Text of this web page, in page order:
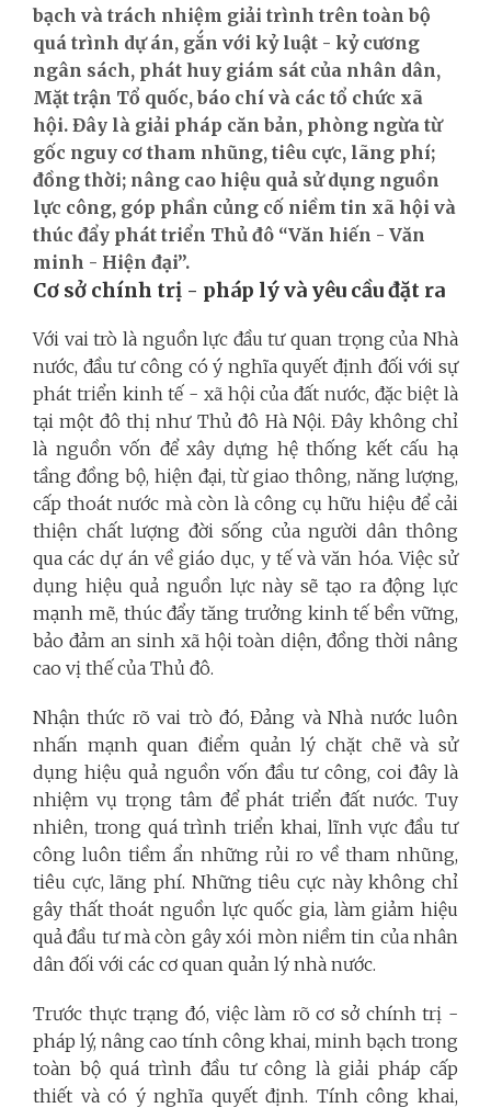
bạch và trách nhiệm giải trình trên toàn bộ
quá trình dự án, gắn với kỷ luật - kỷ cương
ngân sách, phát huy giám sát của nhân dân,
Mặt trận Tổ quốc, báo chí và các tổ chức xã
hội. Đây là giải pháp căn bản, phòng ngừa từ
gốc nguy cơ tham nhũng, tiêu cực, lãng phí;
đồng thời; nâng cao hiệu quả sử dụng nguồn
lực công, góp phần củng cố niềm tin xã hội và
thúc đẩy phát triển Thủ đô “Văn hiến - Văn
minh - Hiện đại”.
Cơ sở chính trị - pháp lý và yêu cầu đặt ra
Với vai trò là nguồn lực đầu tư quan trọng của Nhà
nước, đầu tư công có ý nghĩa quyết định đối với sự
phát triển kinh tế - xã hội của đất nước, đặc biệt là
tại một đô thị như Thủ đô Hà Nội. Đây không chỉ
là nguồn vốn để xây dựng hệ thống kết cấu hạ
tầng đồng bộ, hiện đại, từ giao thông, năng lượng,
cấp thoát nước mà còn là công cụ hữu hiệu để cải
thiện chất lượng đời sống của người dân thông
qua các dự án về giáo dục, y tế và văn hóa. Việc sử
dụng hiệu quả nguồn lực này sẽ tạo ra động lực
mạnh mẽ, thúc đẩy tăng trưởng kinh tế bền vững,
bảo đảm an sinh xã hội toàn diện, đồng thời nâng
cao vị thế của Thủ đô.
Nhận thức rõ vai trò đó, Đảng và Nhà nước luôn
nhấn mạnh quan điểm quản lý chặt chẽ và sử
dụng hiệu quả nguồn vốn đầu tư công, coi đây là
nhiệm vụ trọng tâm để phát triển đất nước. Tuy
nhiên, trong quá trình triển khai, lĩnh vực đầu tư
công luôn tiềm ẩn những rủi ro về tham nhũng,
tiêu cực, lãng phí. Những tiêu cực này không chỉ
gây thất thoát nguồn lực quốc gia, làm giảm hiệu
quả đầu tư mà còn gây xói mòn niềm tin của nhân
dân đối với các cơ quan quản lý nhà nước.
Trước thực trạng đó, việc làm rõ cơ sở chính trị -
pháp lý, nâng cao tính công khai, minh bạch trong
toàn bộ quá trình đầu tư công là giải pháp cấp
thiết và có ý nghĩa quyết định. Tính công khai,